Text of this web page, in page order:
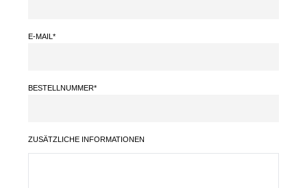
E-MAIL*
BESTELLNUMMER*
ZUSÄTZLICHE INFORMATIONEN